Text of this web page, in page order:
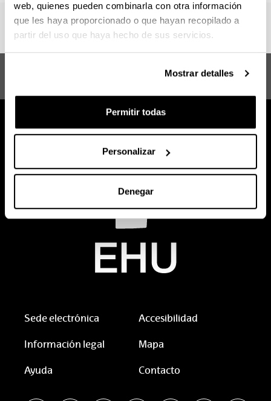
web, quienes pueden combinarla con otra información
que les haya proporcionado o que hayan recopilado a
partir del uso que haya hecho de sus servicios.
Mostrar detalles
Permitir todas
Personalizar
Denegar
Sugerencias y
Sede electrónica Accesibilidad
Información legal Mapa
Ayuda Contacto